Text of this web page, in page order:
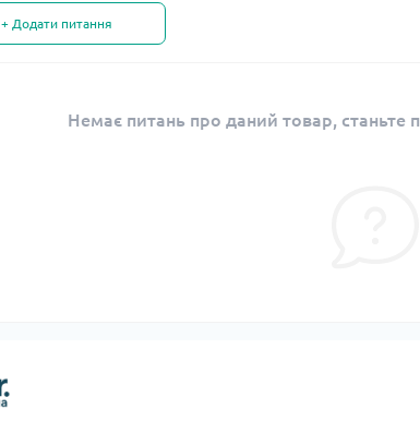
+ Додати питання
Немає питань про даний товар, станьте